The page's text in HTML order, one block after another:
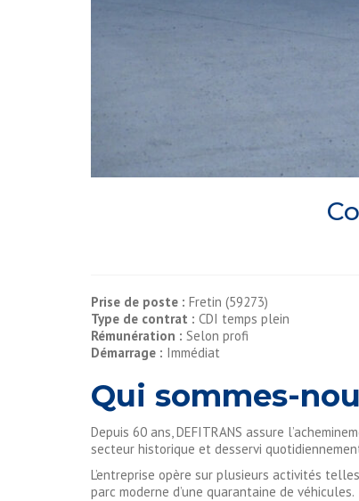
Prise de poste : Fretin (59273)
Type de contrat : CDI temps plein
Rémunération : Selon profi
Démarrage : Immédiat
Qui sommes-
Depuis 60 ans, DEFITRANS assure
secteur historique et desservi
L’entreprise opère sur plusieurs activités
parc moderne d’une quarantaine de véhicules.